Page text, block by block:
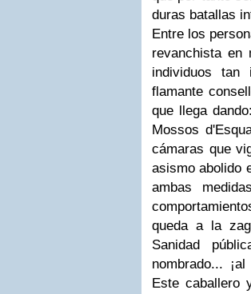
duras batallas
Entre los
revanchista en
individuos tan
flamante
que llega
Mossos
cámaras que
asismo abolido
ambas
queda a la
Sanidad
nombrado...
Este caballero